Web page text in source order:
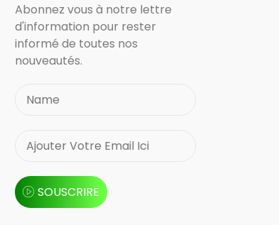
Abonnez vous à notre lettre
d'information pour rester
informé de toutes nos
nouveautés.
SOUSCRIRE